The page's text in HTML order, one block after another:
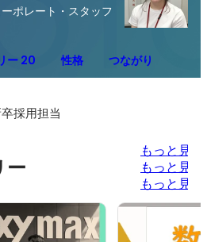
ポレート・スタッフ
ー 20 性格 つながり
採用担当
ー
もっと見る
もっと見る
もっと見る